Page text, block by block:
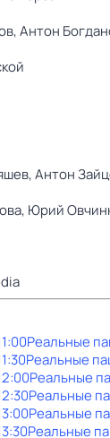
Антон
Антон
Юрий
Реальные
Реальные
Реальные
Реальные
Реальные
Реальные